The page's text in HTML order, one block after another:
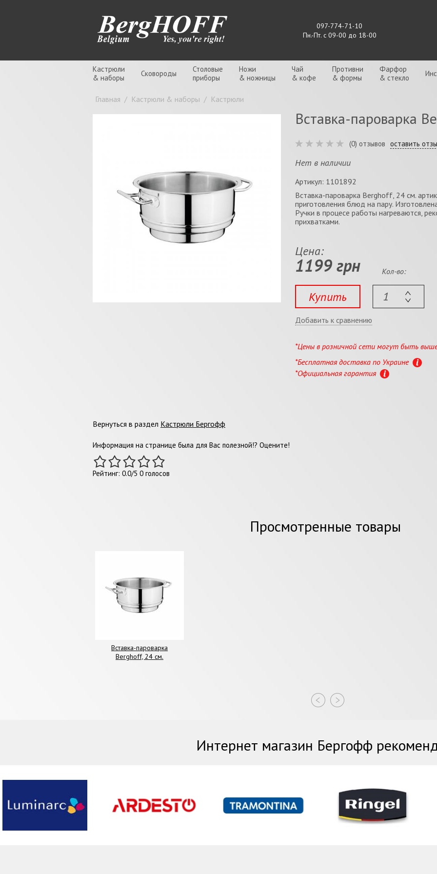
097-774-71-10
Пн.-Пт. с 09-00 до 18-00
Кастрюли
& наборы
Сковороды
Столовые
приборы
Ножи
& ножницы
Чай
& кофе
Противни
& формы
Фарфор
& стекло
Главная / Кастрюли & наборы / Кастрюли
Вставка-пароварка
(0) отзывов оставить
Нет в наличии
Артикул: 1101892
Вставка-пароварка Berghoff, 24 см.
приготовления блюд на пару.
Ручки в процесе работы нагреваются,
прихватками.
Цена:
1199 грн
Купить
Кол-во:
Добавить к сравнению
*Цены в розничной сети могут быть
*Бесплатная доставка по Украине
*Официальная гарантия
Вернуться в раздел Кастрюли Бергофф
Информация на странице была для Вас полезной!? Оцените!
Рейтинг: 0.0/5 0 голосов
Просмотренные товары
Вставка-пароварка
Berghoff, 24 см.
Интернет магазин Бергофф